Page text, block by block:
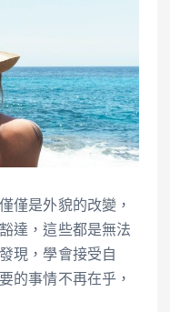
僅是外貌的改變，
達，這些都是無法
現，學會接受自
的事情不再在乎，